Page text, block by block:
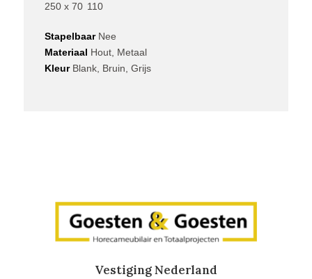
250 x 70 110
StapelbaarNee
Materiaal Hout, Metaal
KleurBlank, Bruin, Grijs
Vestiging Nederland